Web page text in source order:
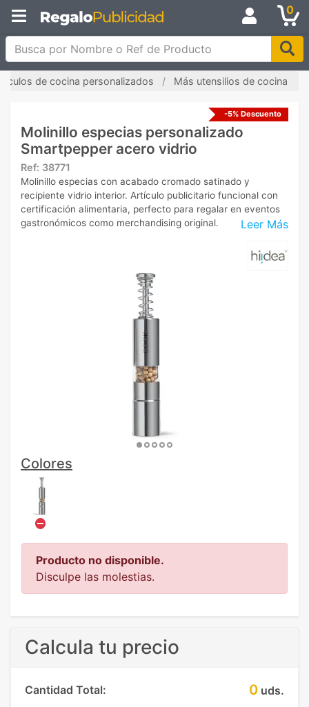
0
Busca por Nombre o Ref de Producto
de cocina personalizados Más utensilios de cocina
-5% Descuento
Molinillo especias personalizado
Smartpepper acero vidrio
Ref: 38771
Leer Más
Molinillo especias con acabado cromado satinado y
recipiente vidrio interior. Artículo publicitario funcional con
certificación alimentaria, perfecto para regalar en eventos
gastronómicos como merchandising original.
Colores
Producto no disponible.
Disculpe las molestias.
Calcula tu precio
Cantidad Total: 0 uds.